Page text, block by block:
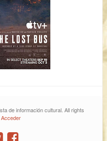
de información cultural. All rights
Acceder